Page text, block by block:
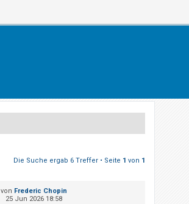
Die Suche ergab 6 Treffer • Seite 1 von 1
von Frederic Chopin
25 Jun 2026 18:58